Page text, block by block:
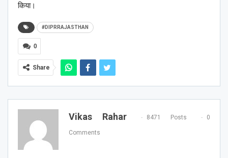
किया।
#DIPRRAJASTHAN
0
Share
Vikas Rahar 8471 Posts 0
Comments